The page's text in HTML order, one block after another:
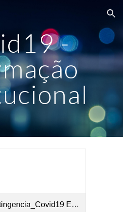
Skip to navigation
-
ERPI_5.pdf